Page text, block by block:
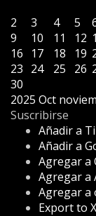
2
3 4 5
9
10 11 12
16
17 18 19
23 24 25 26
30
2025 Oct
Suscribirse
Añadir a
Añadir a
Agregar a
Agregar a
Agregar a
Export to